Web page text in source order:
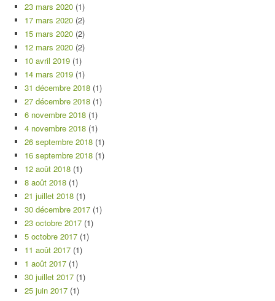
23 mars 2020 (1)
17 mars 2020 (2)
15 mars 2020 (2)
12 mars 2020 (2)
10 avril 2019 (1)
14 mars 2019 (1)
31 décembre 2018 (1)
27 décembre 2018 (1)
6 novembre 2018 (1)
4 novembre 2018 (1)
26 septembre 2018 (1)
16 septembre 2018 (1)
12 août 2018 (1)
8 août 2018 (1)
21 juillet 2018 (1)
30 décembre 2017 (1)
23 octobre 2017 (1)
5 octobre 2017 (1)
11 août 2017 (1)
1 août 2017 (1)
30 juillet 2017 (1)
25 juin 2017 (1)